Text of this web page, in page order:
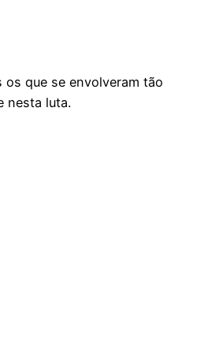
os que se envolveram tão
nesta luta.